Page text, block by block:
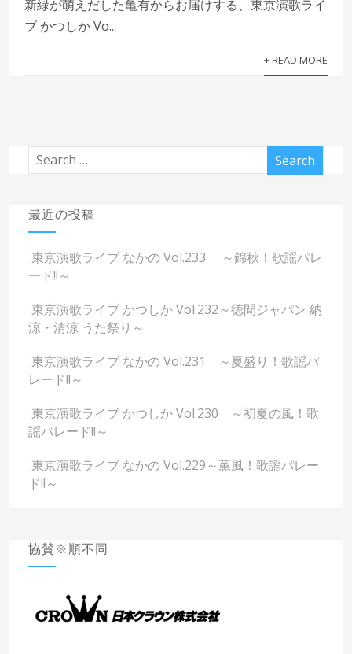
新緑が萌えだした亀有からお届けする、東京演歌ライ
ブ かつしか Vo...
+ READ MORE
最近の投稿
東京演歌ライブ なかの Vol.233 ～錦秋！歌謡パレ
ード!!～
東京演歌ライブ かつしか Vol.232～徳間ジャパン 納
涼・清涼 うた祭り～
東京演歌ライブ なかの Vol.231 ～夏盛り！歌謡パ
レード!!～
東京演歌ライブ かつしか Vol.230 ～初夏の風！歌
謡パレード!!～
東京演歌ライブ なかの Vol.229～薫風！歌謡パレー
ド!!～
協賛※順不同